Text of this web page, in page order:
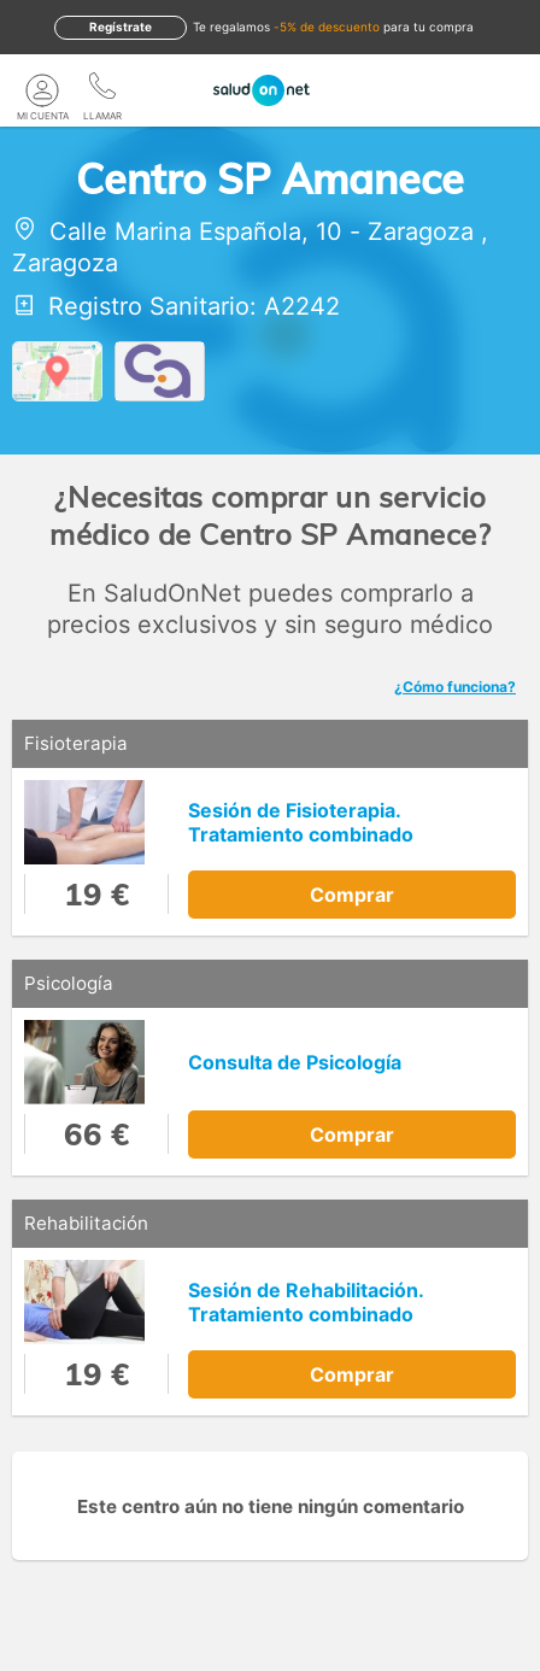
te regalamos -5% de descuento para tu compra
Regístrate
LLAMAR
MI CUENTA
Centro SP Amanece
Calle Marina Española, 10 - Zaragoza ,
Zaragoza
Registro Sanitario: A2242
¿Necesitas comprar un servicio
médico de Centro SP Amanece?
En SaludOnNet puedes comprarlo a
precios exclusivos y sin seguro médico
¿Cómo funciona?
Fisioterapia
Sesión de Fisioterapia.
Tratamiento combinado
19 € Comprar
Psicología
Consulta de Psicología
66 € Comprar
Rehabilitación
Sesión de Rehabilitación.
Tratamiento combinado
19 € Comprar
Este centro aún no tiene ningún comentario